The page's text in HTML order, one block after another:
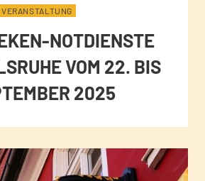
NOTDIENSTE
VOM 22. BIS
2025